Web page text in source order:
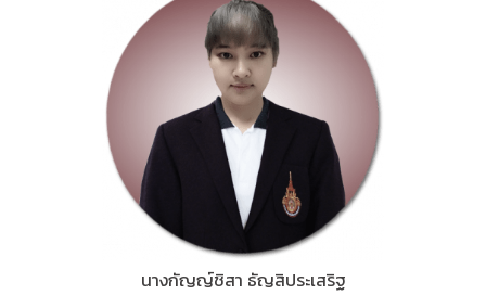
นางกัญญ์ชิสา ธัญสิประเสริฐ